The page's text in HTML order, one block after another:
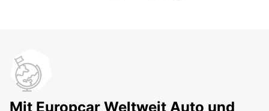
Mit Europcar Weltweit Auto und